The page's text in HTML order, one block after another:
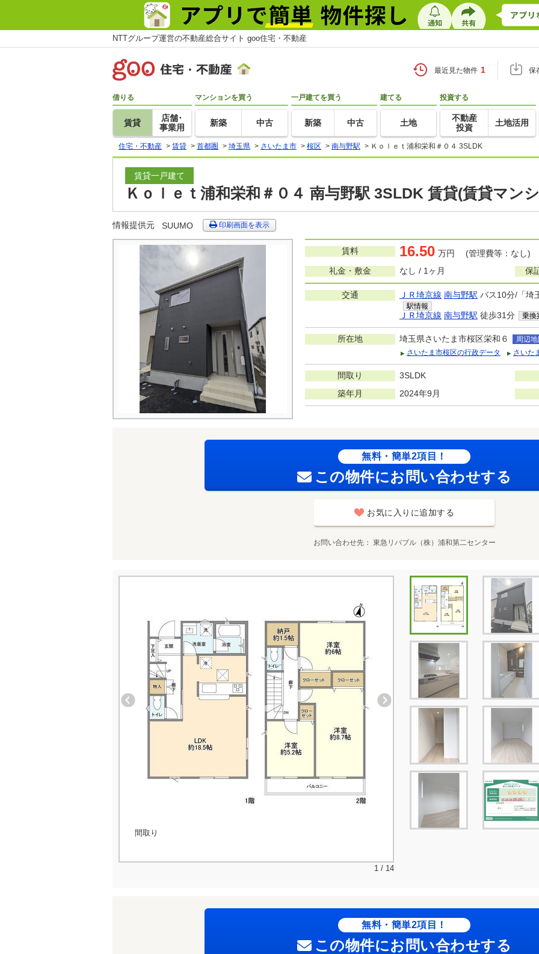
NTTグループ運営の不動産総合サイト goo住宅・不動産
最近見た物件 1 保
借りる
賃貸
店舗･
事業用
マンションを買う
新築 中古
一戸建てを買う
新築 中古
建てる
土地
投資する
不動産
投資
土地活用
住宅・不動産 > 賃貸 > 首都圏 > 埼玉県 > さいたま市 > 桜区 > 南与野駅 > Ｋｏｌｅｔ浦和栄和＃０４ 3SLDK
賃貸一戸建て
Ｋｏｌｅｔ浦和栄和＃０４ 南与野駅 3SLDK 賃貸(賃貸マン
情報提供元 SUUMO 印刷画面を表示
賃料 16.50 万円 (管理費等：なし)
礼金・敷金
なし / 1ヶ月 保
交通 ＪＲ埼京線 南与野駅 バス10分/「埼
駅情報
ＪＲ埼京線 南与野駅 徒歩31分 乗換
所在地 埼玉県さいたま市桜区栄和６
周辺地
さいたま市桜区の行政データ
さいた
間取り 3SLDK
築年月 2024年9月
無料・簡単2項目！
この物件にお問い合わせする
お気に入りに追加する
お問い合わせ先 東急リバブル（株）浦和第二センター
間取り
1 / 14
無料・簡単2項目！
この物件にお問い合わせする